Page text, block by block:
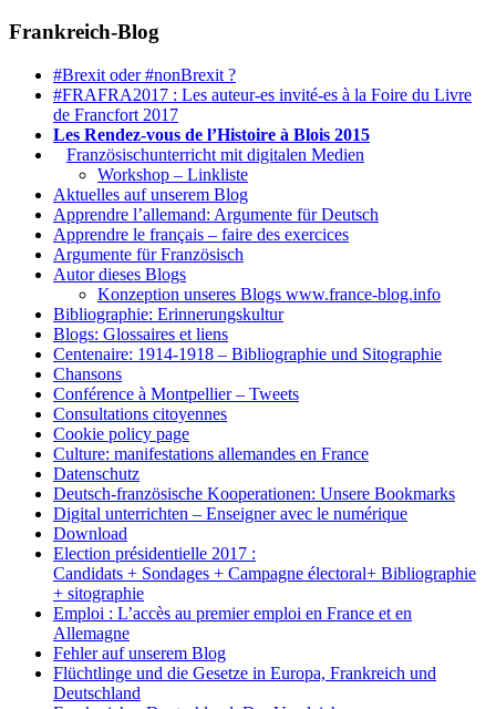
Frankreich-Blog
#Brexit oder #nonBrexit ?
#FRAFRA2017 : Les auteur-es invité-es à la Foire du Livre
de Francfort 2017
Les Rendez-vous de l’Histoire à Blois 2015
Französischunterricht mit digitalen Medien
Workshop – Linkliste
Aktuelles auf unserem Blog
Apprendre l’allemand: Argumente für Deutsch
Apprendre le français – faire des exercices
Argumente für Französisch
Autor dieses Blogs
Konzeption unseres Blogs www.france-blog.info
Bibliographie: Erinnerungskultur
Blogs: Glossaires et liens
Centenaire: 1914-1918 – Bibliographie und Sitographie
Chansons
Conférence à Montpellier – Tweets
Consultations citoyennes
Cookie policy page
Culture: manifestations allemandes en France
Datenschutz
Deutsch-französische Kooperationen: Unsere Bookmarks
Digital unterrichten – Enseigner avec le numérique
Download
Election présidentielle 2017 :
Candidats + Sondages + Campagne électoral+ Bibliographie
+ sitographie
Emploi : L’accès au premier emploi en France et en
Allemagne
Fehler auf unserem Blog
Flüchtlinge und die Gesetze in Europa, Frankreich und
Deutschland